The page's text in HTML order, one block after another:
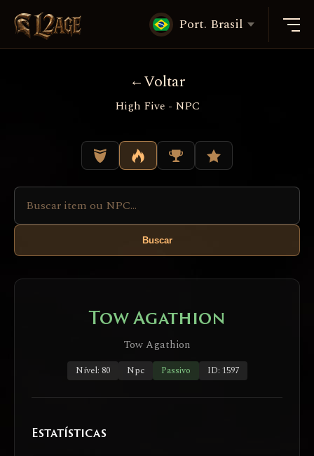
Port. Brasil
Voltar
High Five - NPC
Buscar
Tow Agathion
Tow Agathion
Nível: 80 Npc Passivo ID: 1597
Estatísticas